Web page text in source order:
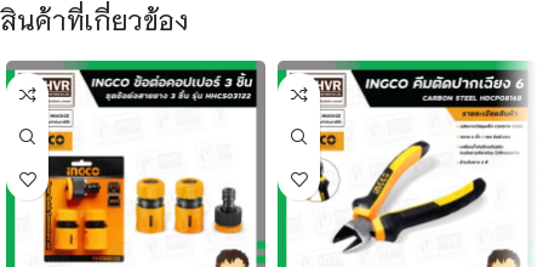
สินค้าที่เกี่ยวข้อง